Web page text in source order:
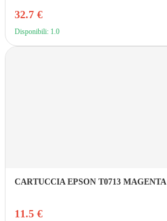
32.7 €
Disponibili: 1.0
CARTUCCIA EPSON T0713 MAGENTA
11.5 €